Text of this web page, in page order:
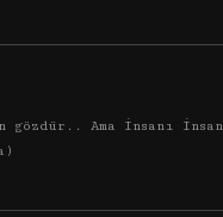
Ama insanı insan